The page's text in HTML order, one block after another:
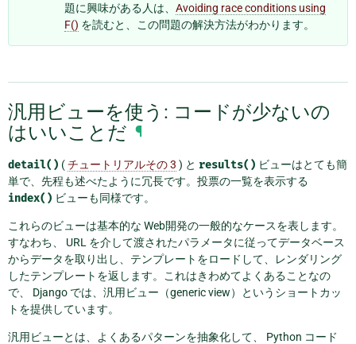
題に興味がある人は、 Avoiding race conditions using
F() を読むと、この問題の解決方法がわかります。
汎用ビューを使う: コードが少ないの
はいいことだ ¶
detail() (チュートリアルその 3 ) と results() ビューはとても簡
単で、先程も述べたように冗長です。投票の一覧を表示する
index() ビューも同様です。
これらのビューは基本的な Web開発の一般的なケースを表します。
すなわち、 URL を介して渡されたパラメータに従ってデータベース
からデータを取り出し、テンプレートをロードして、レンダリング
したテンプレートを返します。これはきわめてよくあることなの
で、 Django では、汎用ビュー（generic view）というショートカッ
トを提供しています。
汎用ビューとは、よくあるパターンを抽象化して、 Python コード